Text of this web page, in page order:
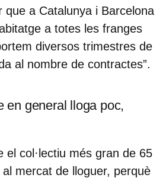
que a Catalunya i Barcelona
a totes les franges
diversos trimestres de
al nombre de contractes”.
en general lloga poc,
el col·lectiu més gran de 65
mercat de lloguer, perquè